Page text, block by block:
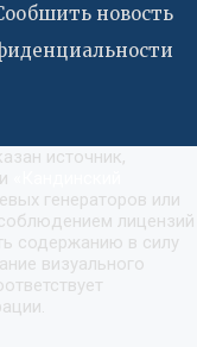
новость
источник,
генераторов или
лицензий
содержанию в силу
визуального